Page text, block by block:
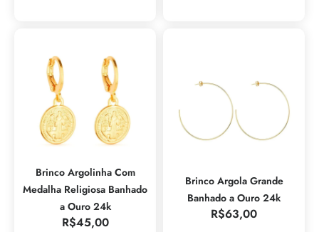
Brinco Argolinha Com
Medalha Religiosa Banhado
a Ouro 24k
R$45,00
Brinco Argola Grande
Banhado a Ouro 24k
R$63,00